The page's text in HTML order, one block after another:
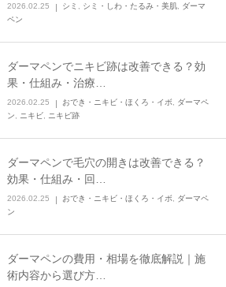
2026.02.25 シミ シミ・しわ・たるみ・美肌
ダーマ
ペン
ダーマペンでニキビ跡は改善できる？効
果・仕組み・治療…
2026.02.25 おでき・ニキビ・ほくろ・イボ
ダーマペ
ン
ニキビ ニキビ跡
ダーマペンで毛穴の開きは改善できる？
効果・仕組み・回…
2026.02.25 おでき・ニキビ・ほくろ・イボ
ダーマペ
ン
ダーマペンの費用・相場を徹底解説｜施
術内容から選び方…